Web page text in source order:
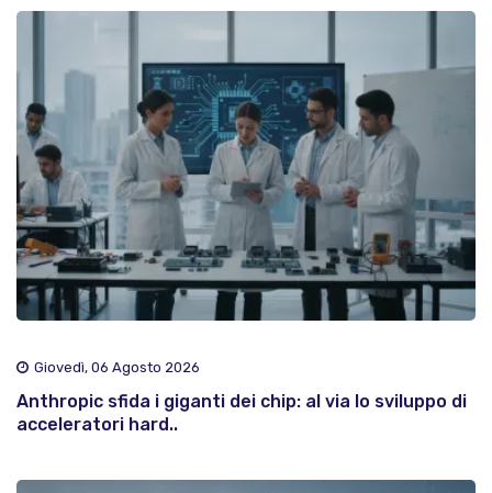
Giovedì, 06 Agosto 2026
Anthropic sfida i giganti dei chip: al via lo sviluppo di
acceleratori hard..